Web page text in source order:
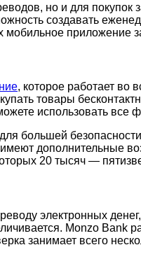
но и для
создавать
приложение
, которое работает
товары
использовать
большей
дополнительные
20 тысяч —
электронных
Monzo
занимает всего